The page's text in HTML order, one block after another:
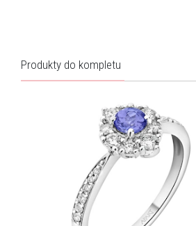
Produkty do kompletu